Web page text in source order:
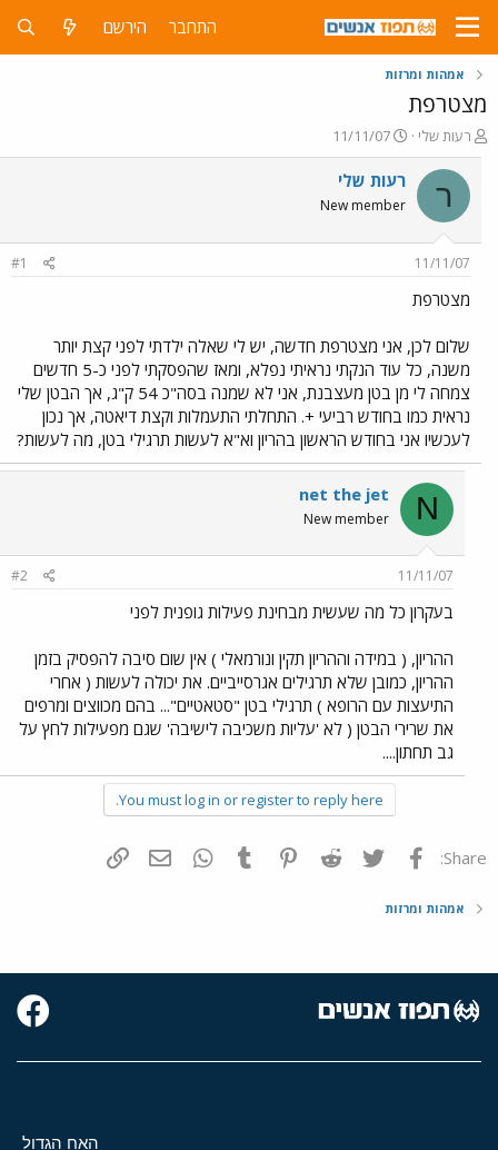
התחבר הירשם
אמהות ומרזות
מצטרפת
פ
ו
ת
ח
ה
ש
א
רעות שלי
פ
ו
ר
ס
ם
11/11/07
ר רעות שלי
New member
11/11/07
#1
מצטרפת
שלום לכן, אני מצטרפת חדשה, יש לי שאלה ילדתי לפני קצת יותר
משנה, כל עוד הנקתי נראיתי נפלא, ומאז שהפסקתי לפני כ-5 חדשים
צמחה לי מן בטן מעצבנת, אני לא שמנה בסה"כ 54 ק"ג, אך הבטן שלי
נראית כמו בחודש רביעי +. התחלתי התעמלות וקצת דיאטה, אך נכון
לעכשיו אני בחודש הראשון בהריון וא"א לעשות תרגילי בטן, מה לעשות?
N
net the jet
New member
11/11/07
#2
בעקרון כל מה שעשית מבחינת פעילות גופנית לפני
ההריון, ( במידה וההריון תקין ונורמאלי ) אין שום סיבה להפסיק בזמן
ההריון, כמובן שלא תרגילים אגרסייביים. את יכולה לעשות ( אחרי
התיעצות עם הרופא ) תרגילי בטן "סטאטיים"... בהם מכווצים ומרפים
את שרירי הבטן ( לא 'עליות משכיבה לישיבה' שגם מפעילות לחץ על
גב תחתון....
You must log in or register to reply here.
Share: פייסבוק Twitter
Reddit
Pinterest
Tumblr
WhatsAppדואר אלקטרוני
אמהות ומרזות
האח הגדול